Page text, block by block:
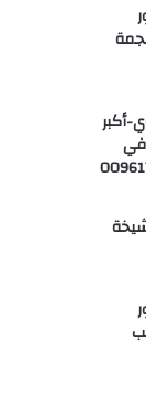
النجمة
أكبر
في
جلب